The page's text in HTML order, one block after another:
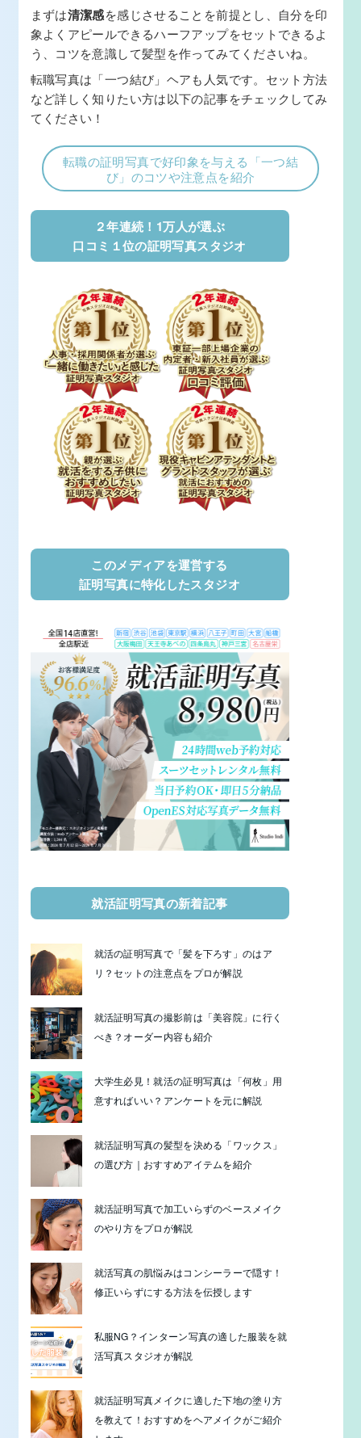
まずは清潔感を感じさせることを前提とし、自分を印
象よくアピールできるハーフアップをセットできるよ
う、コツを意識して髪型を作ってみてくださいね。
転職写真は「一つ結び」ヘアも人気です。セット方法
など詳しく知りたい方は以下の記事をチェックしてみ
てください！
転職の証明写真で好印象を与える「一つ結
び」のコツや注意点を紹介
２年連続！1万人が選ぶ
口コミ１位の証明写真スタジオ
このメディアを運営する
証明写真に特化したスタジオ
就活証明写真の新着記事
就活の証明写真で「髪を下ろす」のはア
リ？セットの注意点をプロが解説
就活証明写真の撮影前は「美容院」に行く
べき？オーダー内容も紹介
大学生必見！就活の証明写真は「何枚」用
意すればいい？アンケートを元に解説
就活証明写真の髪型を決める「ワックス」
の選び方｜おすすめアイテムを紹介
就活証明写真で加工いらずのベースメイク
のやり方をプロが解説
就活写真の肌悩みはコンシーラーで隠す！
修正いらずにする方法を伝授します
私服NG？インターン写真の適した服装を就
活写真スタジオが解説
就活証明写真メイクに適した下地の塗り方
を教えて！おすすめをヘアメイクがご紹介